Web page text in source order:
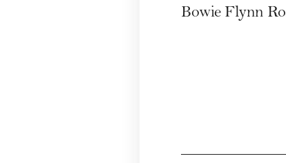
Bowie Flynn